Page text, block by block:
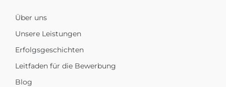
Über uns
Unsere Leistungen
Erfolgsgeschichten
Leitfaden für die Bewerbung
Blog